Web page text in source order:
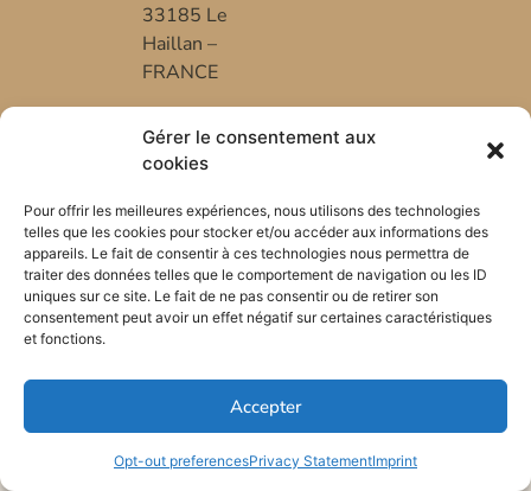
Gérer le consentement aux
cookies
Pour offrir les meilleures expériences, nous utilisons des technologies
telles que les cookies pour stocker et/ou accéder aux informations des
appareils. Le fait de consentir à ces technologies nous permettra de
traiter des données telles que le comportement de navigation ou les ID
uniques sur ce site. Le fait de ne pas consentir ou de retirer son
consentement peut avoir un effet négatif sur certaines caractéristiques
et fonctions.
Accepter
Opt-out preferencesPrivacy StatementImprint
33185 Le
Haillan –
FRANCE
53 08 10